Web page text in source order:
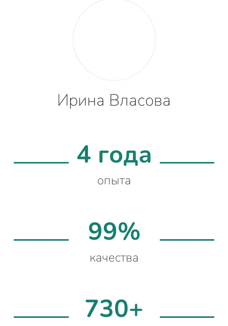
Ирина Власова
4 года
опыта
99%
качества
730+